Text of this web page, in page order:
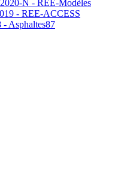
2020-N - REE-Modèles
- REE-ACCESS
- Asphaltes87